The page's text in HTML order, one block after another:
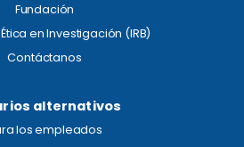
Fundación
en Investigación (IRB)
Contáctanos
alternativos
los empleados